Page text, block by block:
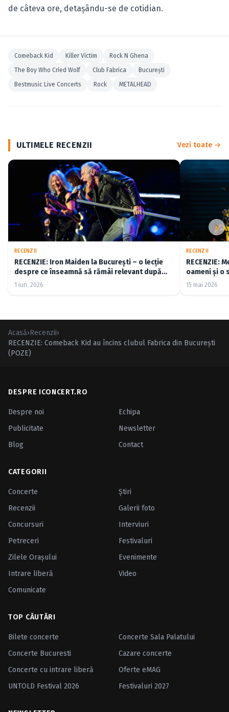
de câteva ore, detaşându-se de cotidian.
Comeback Kid Killer Victim
Rock N Ghena
The Boy Who Cried Wolf
Club Fabrica
Bucureşti
Bestmusic Live Concerts
Rock METALHEAD
ULTIMELE RECENZII Vezi toate →
RECENZII
RECENZIE: Iron Maiden la București – o lecție
despre ce înseamnă să rămâi relevant după
cincizeci de ani (FOTO)
1 iun. 2026
RECENZII
RECENZIE:
oameni și o
15 mai 2026
Acasă›Recenzii›
RECENZIE: Comeback Kid au încins clubul Fabrica din Bucureşti
(POZE)
DESPRE ICONCERT.RO
Despre noi
Echipa
Publicitate
Newsletter
Blog
Contact
CATEGORII
Concerte
Ştiri
Recenzii
Galerii foto
Concursuri
Interviuri
Petreceri
Festivaluri
Zilele Oraşului
Evenimente
Intrare liberă
Video
Comunicate
TOP CĂUTĂRI
Bilete concerte
Concerte Sala Palatului
Concerte Bucuresti
Cazare concerte
Concerte cu intrare liberă
Oferte eMAG
UNTOLD Festival 2026
Festivaluri 2027